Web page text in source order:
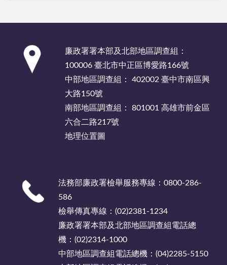
廉政署署本部及北部地區調查組：
100006 臺北市中正區博愛路166號
中部地區調查組： 402002 臺中市南區興
大路150號
南部地區調查組： 801001 高雄市前金區
六合二路217號
地理位置圖
法務部廉政署檢舉服務專線：0800-286-
586
檢舉傳真專線：(02)2381-1234
廉政署署本部及北部地區調查組電話總
機：(02)2314-1000
中部地區調查組電話總機：(04)2285-5150